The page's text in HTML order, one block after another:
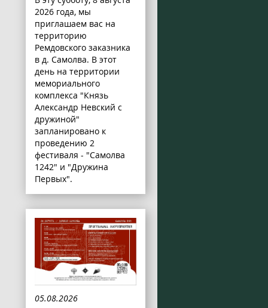
2026 года, мы
приглашаем вас на
территорию
Ремдовского заказника
в д. Самолва. В этот
день на территории
мемориального
комплекса "Князь
Александр Невский с
дружиной"
запланировано к
проведению 2
фестиваля - "Самолва
1242" и "Дружина
Первых".
05.08.2026